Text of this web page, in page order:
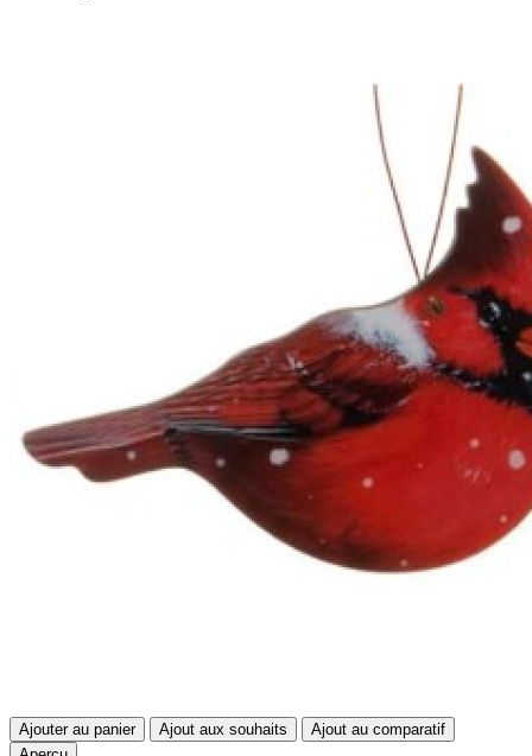
Ajouter au panier Ajout aux souhaits
Ajout au comparatif